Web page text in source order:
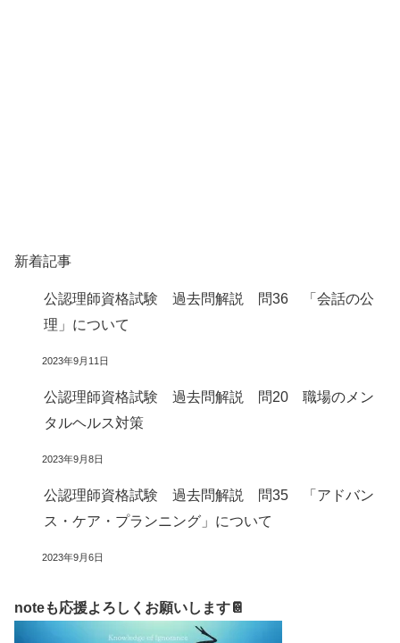
新着記事
公認理師資格試験 過去問解説 問36 「会話の公
理」について
2023年9月11日
公認理師資格試験 過去問解説 問20 職場のメン
タルヘルス対策
2023年9月8日
公認理師資格試験 過去問解説 問35 「アドバン
ス・ケア・プランニング」について
2023年9月6日
noteも応援よろしくお願いします📔